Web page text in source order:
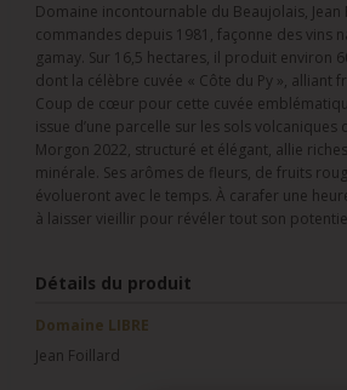
Domaine incontournable du Beaujolais, Jean
commandes depuis 1981, façonne des vins
gamay. Sur 16,5 hectares, il produit environ
dont la célèbre cuvée « Côte du Py », alliant
Coup de cœur pour cette cuvée
issue d’une parcelle sur les sols volcaniques
Morgon 2022, structuré et élégant, allie
minérale. Ses arômes de fleurs, de fruits
évolueront avec le temps. À carafer une
à laisser vieillir pour révéler tout son
Détails du produit
Domaine LIBRE
Jean Foillard